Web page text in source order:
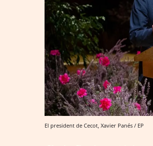
El president de Cecot, Xavier Panés / EP